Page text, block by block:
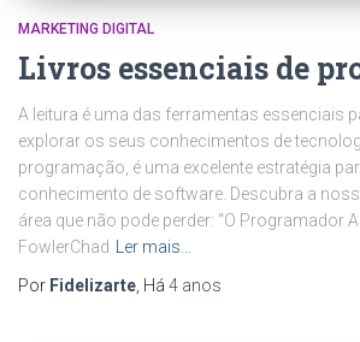
MARKETING DIGITAL
Livros essenciais de
A leitura é uma das ferramentas essenciais
explorar os seus conhecimentos de
programação, é uma excelente estratégia
conhecimento de software. Descubra a
área que não pode perder: “O Programador
FowlerChad
Ler mais…
Por Fidelizarte , Há 4 anos